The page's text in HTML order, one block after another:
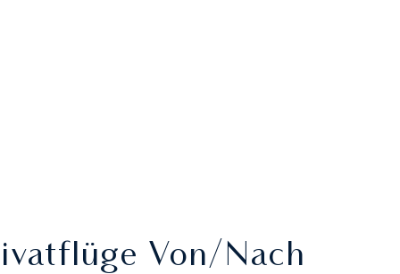
Von/nach